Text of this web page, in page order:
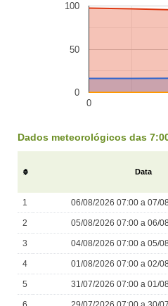
0
0
50
100
Dados meteorológicos das
# Data
1 06/08/2026 07:00 a 07/
2 05/08/2026 07:00 a 06/
3 04/08/2026 07:00 a 05/
4 01/08/2026 07:00 a 02/
5 31/07/2026 07:00 a 01/